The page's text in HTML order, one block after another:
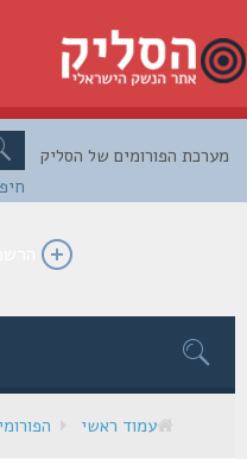
חיפוש
הפורומים של הסליק
הרשמה
עמוד ראשי הפורומים